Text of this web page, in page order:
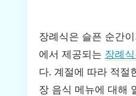
장례식은 슬픈 순간
에서 제공되는 장례
다. 계절에 따라 적절
장 음식 메뉴에 대해